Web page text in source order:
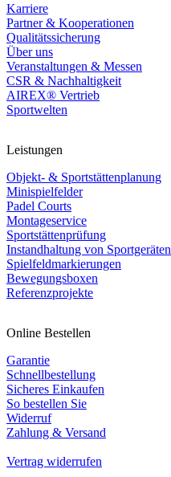
Karriere
Partner & Kooperationen
Qualitätssicherung
Über uns
Veranstaltungen & Messen
CSR & Nachhaltigkeit
AIREX® Vertrieb
Sportwelten
Leistungen
Objekt- & Sportstättenplanung
Minispielfelder
Padel Courts
Montageservice
Sportstättenprüfung
Instandhaltung von Sportgeräten
Spielfeldmarkierungen
Bewegungsboxen
Referenzprojekte
Online Bestellen
Garantie
Schnellbestellung
Sicheres Einkaufen
So bestellen Sie
Widerruf
Zahlung & Versand
Vertrag widerrufen